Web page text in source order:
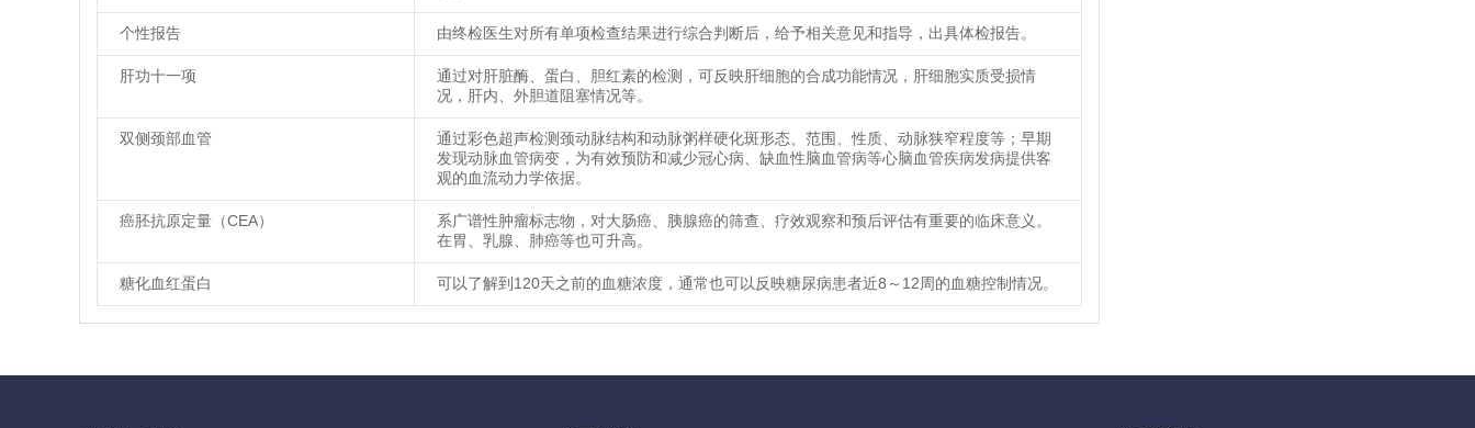
个性报告 由终检医生对所有单项检查结果进行综合判断后，给予相关意见和指导，出具体检报告。
肝功十一项
通过对肝脏酶、蛋白、胆红素的检测，可反映肝细胞的合成功能情况，肝细胞实质受损情
况，肝内、外胆道阻塞情况等。
双侧颈部血管
通过彩色超声检测颈动脉结构和动脉粥样硬化斑形态、范围、性质、动脉狭窄程度等；早期
发现动脉血管病变，为有效预防和减少冠心病、缺血性脑血管病等心脑血管疾病发病提供客
观的血流动力学依据。
癌胚抗原定量（CEA）
系广谱性肿瘤标志物，对大肠癌、胰腺癌的筛查、疗效观察和预后评估有重要的临床意义。
在胃、乳腺、肺癌等也可升高。
糖化血红蛋白 可以了解到120天之前的血糖浓度，通常也可以反映糖尿病患者近8～12周的血糖控制情况。